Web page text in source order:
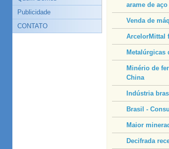
Publicidade
CONTATO
arame de aço
Venda de
ArcelorMittal
Metalúrgicas
Minério de
China
Indústria
Brasil -
Maior
Decifrada